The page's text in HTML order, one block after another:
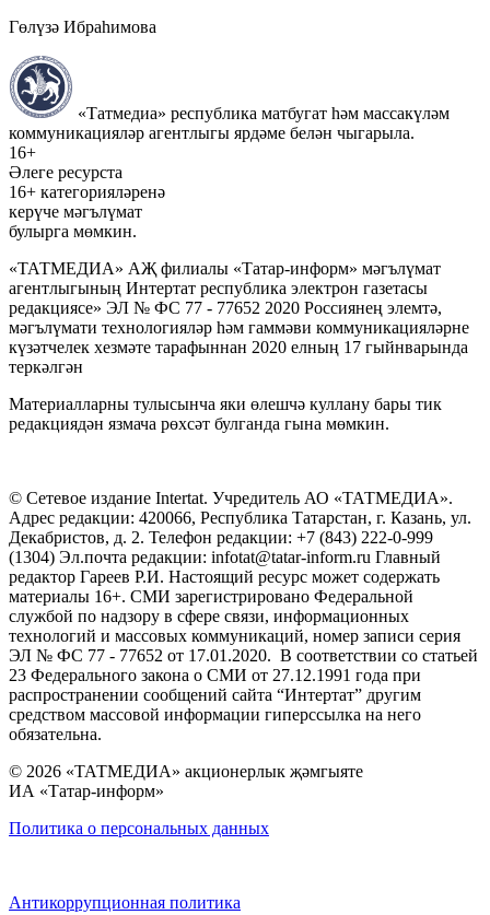
Гөлүзә Ибраһимова
«Татмедиа» республика матбугат һәм массакүләм
коммуникацияләр агентлыгы ярдәме белән чыгарыла.
16+
Әлеге ресурста
16+ категорияләренә
керүче мәгълүмат
булырга мөмкин.
«ТАТМЕДИА» АҖ филиалы «Татар-информ» мәгълүмат
агентлыгының Интертат республика электрон газетасы
редакциясе» ЭЛ № ФС 77 - 77652 2020 Россиянең элемтә,
мәгълүмати технологияләр һәм гаммәви коммуникацияләрне
күзәтчелек хезмәте тарафыннан 2020 елның 17 гыйнварында
теркәлгән
Материалларны тулысынча яки өлешчә куллану бары тик
редакциядән язмача рөхсәт булганда гына мөмкин.
© Сетевое издание Intertat. Учредитель АО «ТАТМЕДИА».
Адрес редакции: 420066, Республика Татарстан, г. Казань, ул.
Декабристов, д. 2. Телефон редакции: +7 (843) 222-0-999
(1304) Эл.почта редакции: infotat@tatar-inform.ru Главный
редактор Гареев Р.И. Настоящий ресурс может содержать
материалы 16+. СМИ зарегистрировано Федеральной
службой по надзору в сфере связи, информационных
технологий и массовых коммуникаций, номер записи серия
ЭЛ № ФС 77 - 77652 от 17.01.2020. В соответствии со статьей
23 Федерального закона о СМИ от 27.12.1991 года при
распространении сообщений сайта “Интертат” другим
средством массовой информации гиперссылка на него
обязательна.
© 2026 «ТАТМЕДИА» акционерлык җәмгыяте
ИА «Татар-информ»
Политика о персональных данных
Антикоррупционная политика